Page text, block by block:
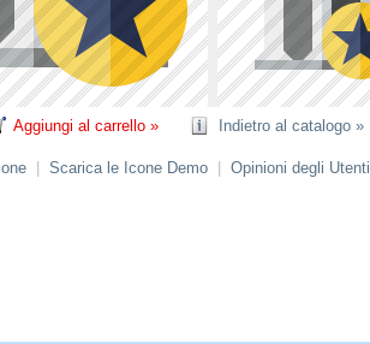
Aggiungi al carrello » Indietro al catalogo »
Scarica le Icone Demo Opinioni degli Utenti